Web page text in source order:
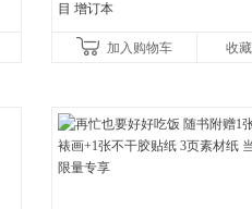
目 增订本
加入购物车 收藏